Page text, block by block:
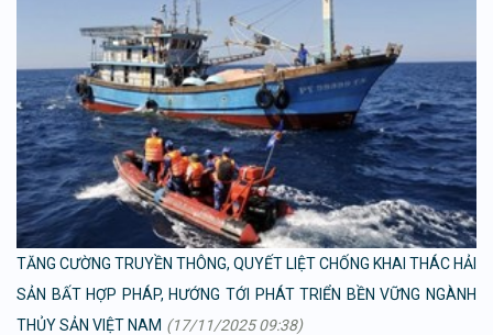
TĂNG CƯỜNG TRUYỀN THÔNG, QUYẾT LIỆT CHỐNG KHAI THÁC HẢI
SẢN BẤT HỢP PHÁP, HƯỚNG TỚI PHÁT TRIỂN BỀN VỮNG NGÀNH
THỦY SẢN VIỆT NAM (17/11/2025 09:38)